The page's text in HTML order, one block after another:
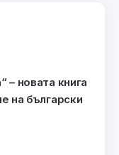
– новата книга
на български